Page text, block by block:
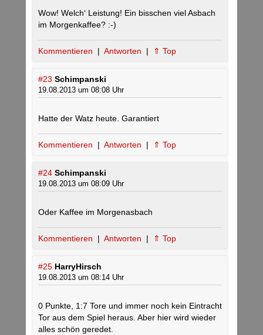
Wow! Welch‘ Leistung! Ein bisschen viel Asbach
im Morgenkaffee? :-)
Kommentieren | Antworten | ⇑ Top
#23 Schimpanski
19.08.2013 um 08:08 Uhr
Hatte der Watz heute. Garantiert
Kommentieren | Antworten | ⇑ Top
#24 Schimpanski
19.08.2013 um 08:09 Uhr
Oder Kaffee im Morgenasbach
Kommentieren | Antworten | ⇑ Top
#25 HarryHirsch
19.08.2013 um 08:14 Uhr
0 Punkte, 1:7 Tore und immer noch kein Eintracht
Tor aus dem Spiel heraus. Aber hier wird wieder
alles schön geredet.